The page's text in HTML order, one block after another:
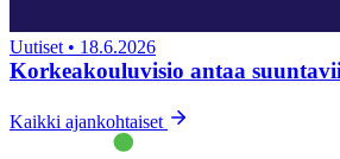
Uutiset • 18.6.2026
Korkeakouluvisio antaa
Kaikki ajankohtaiset